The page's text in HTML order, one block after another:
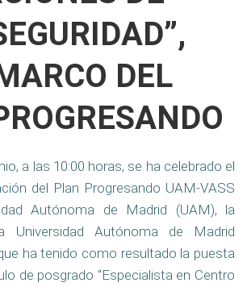
DEL
a las 10:00 horas, se ha celebrado el
del Plan Progresando UAM-VASS
Autónoma de Madrid (UAM), la
Universidad Autónoma de Madrid
ha tenido como resultado la puesta
de posgrado “Especialista en Centro